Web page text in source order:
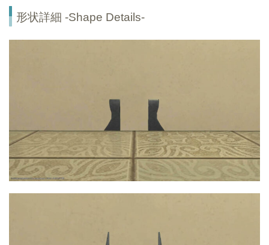
形状詳細 -Shape Details-